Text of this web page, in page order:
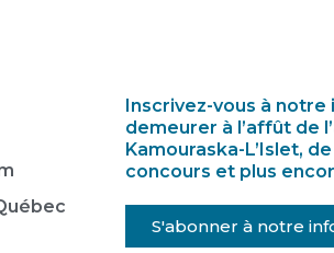
Inscrivez-vous à
demeurer à l’affût de
Kamouraska-L’Islet,
concours et plus
S'abonner à notre